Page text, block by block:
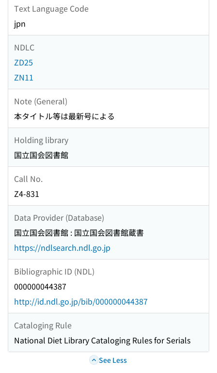
Text Language Code
jpn
NDLC
ZD25
ZN11
Note (General)
本タイトル等は最新号による
Holding library
国立国会図書館
Call No.
Z4-831
Data Provider (Database)
国立国会図書館 : 国立国会図書館蔵書
https://ndlsearch.ndl.go.jp
Bibliographic ID (NDL)
000000044387
http://id.ndl.go.jp/bib/000000044387
Cataloging Rule
National Diet Library Cataloging Rules for Serials
See Less